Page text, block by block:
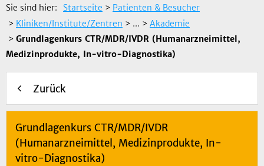
Sie sind hier: Startseite > Patienten & Besucher
> Kliniken/Institute/Zentren > ... > Akademie
> Grundlagenkurs CTR/MDR/IVDR (Humanarzneimittel,
Medizinprodukte, In-vitro-Diagnostika)
Zurück
Grundlagenkurs CTR/MDR/IVDR
(Humanarzneimittel, Medizinprodukte, In-
vitro-Diagnostika)